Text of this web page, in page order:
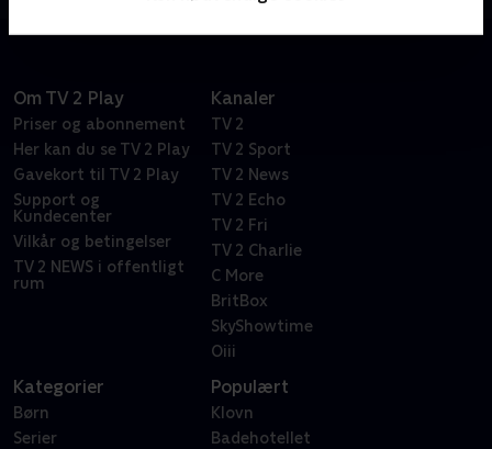
Om TV 2 Play
Priser og abonnement
Her kan du se TV 2 Play
Gavekort til TV 2 Play
Support og
Kundecenter
Vilkår og betingelser
TV 2 NEWS i offentligt
rum
Kanaler
TV 2
TV 2 Sport
TV 2 News
TV 2 Echo
TV 2 Fri
TV 2 Charlie
C More
BritBox
SkyShowtime
Oiii
Kategorier
Børn
Serier
Populært
Klovn
Badehotellet